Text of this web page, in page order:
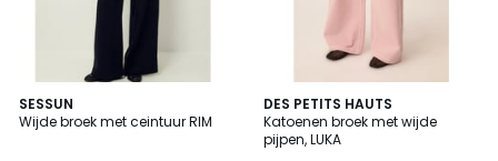
SESSUN
Wijde broek met ceintuur RIM
DES PETITS HAUTS
Katoenen broek met wijde
pijpen, LUKA